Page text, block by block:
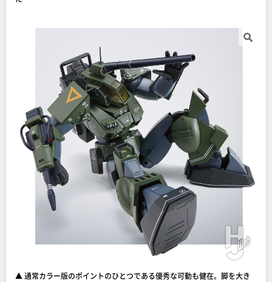
▲ 通常カラー版のポイントのひとつである優秀な可動も健在。脚を大き